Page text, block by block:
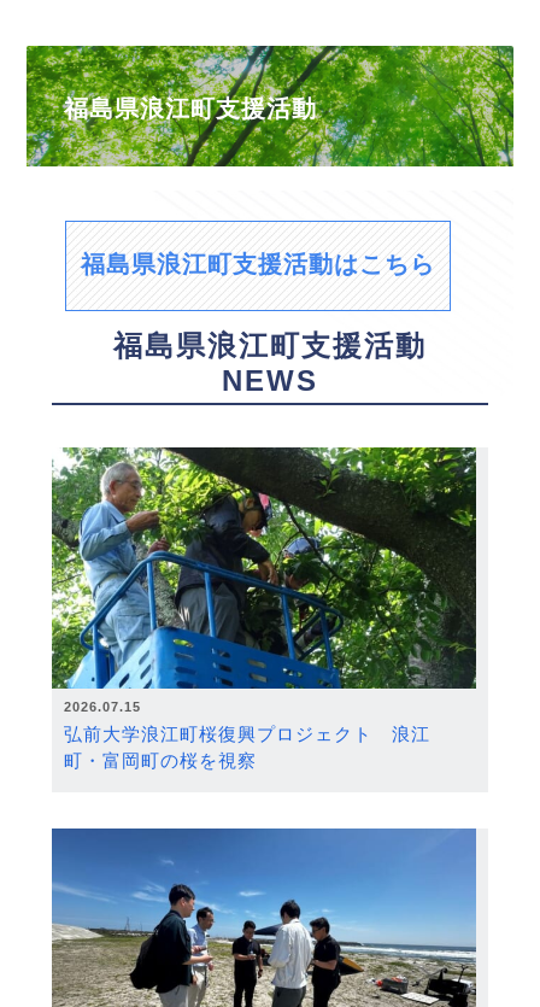
福島県浪江町支援活動
福島県浪江町支援活動はこちら
福島県浪江町支援活動
NEWS
2026.07.15
弘前大学浪江町桜復興プロジェクト 浪江
町・富岡町の桜を視察